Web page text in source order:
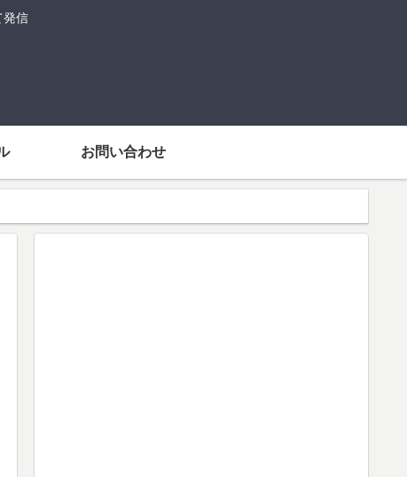
発信
お問い合わせ